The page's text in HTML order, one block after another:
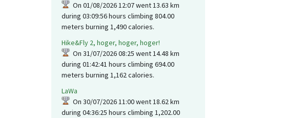
On 01/08/2026 12:07 went 13.63 km
during 03:09:56 hours climbing 804.00
meters burning 1,490 calories.
Hike&Fly 2, hoger, hoger, hoger!
On 31/07/2026 08:25 went 14.48 km
during 01:42:41 hours climbing 694.00
meters burning 1,162 calories.
LaWa
On 30/07/2026 11:00 went 18.62 km
during 04:36:25 hours climbing 1,202.00